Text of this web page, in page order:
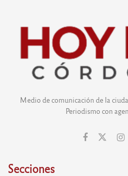
Medio de comunicación de la
Periodismo con
Secciones